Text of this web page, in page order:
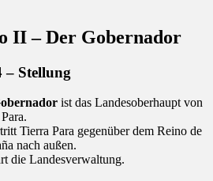
II – Der Gobernador
– Stellung
ist das Landesoberhaupt von
Tierra Para gegenüber dem Reino de
nach außen.
die Landesverwaltung.